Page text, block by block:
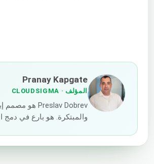
Pranay Kapgate
المؤلف· CLOUDSIGMA
والمبتكرة. هو بارع في دمج